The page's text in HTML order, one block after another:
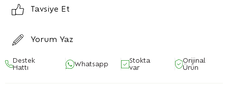
Tavsiye Et
Yorum Yaz
Destek
Hattı
Whatsapp
Stokta
var
Orijinal
Ürün